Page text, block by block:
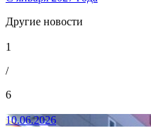
Другие новости
1
/
6
10.06.2026